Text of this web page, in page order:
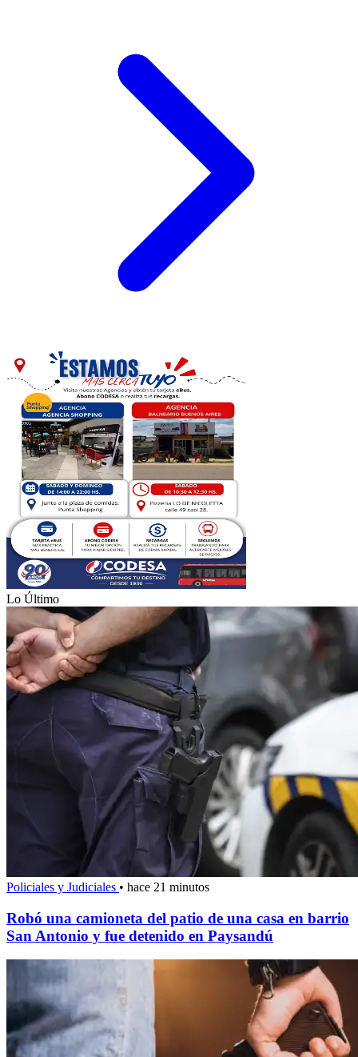
Lo Último
Policiales y Judiciales • hace 21 minutos
Robó una camioneta del patio de una casa en barrio
San Antonio y fue detenido en Paysandú